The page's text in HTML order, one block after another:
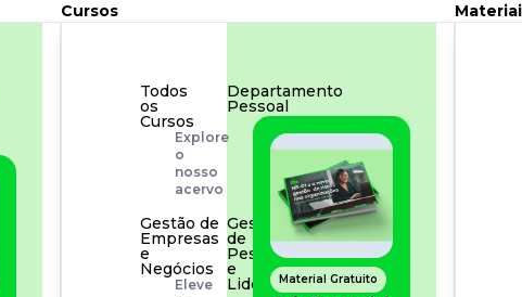
Cursos
Todos
os
Cursos
Explore
o
nosso
acervo
Departamento
Pessoal
Para
simplificar
processos
Gestão de
Empresas
e
Negócios
Eleve
Gestão
de
Pessoas
e
LiderançaMaterial Gratuito